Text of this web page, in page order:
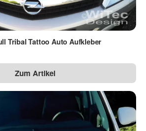
Tribal Tattoo Auto Aufkleber
Zum Artikel